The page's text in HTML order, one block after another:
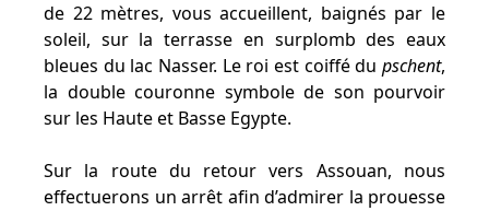
de 22 mètres, vous accueillent, baignés par le
soleil, sur la terrasse en surplomb des eaux
bleues du lac Nasser. Le roi est coiffé du pschent,
la double couronne symbole de son pourvoir
sur les Haute et Basse Egypte.
Sur la route du retour vers Assouan, nous
effectuerons un arrêt afin d’admirer la prouesse